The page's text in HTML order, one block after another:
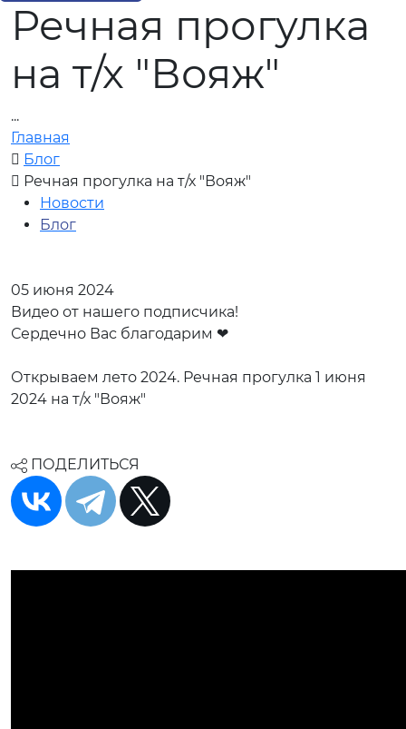
Речная прогулка
на т/х "Вояж"
...
Главная
Блог
Речная прогулка на т/х "Вояж"
Новости
Блог
05 июня 2024
Видео от нашего подписчика!
Сердечно Вас благодарим ❤
Открываем лето 2024. Речная прогулка 1 июня
2024 на т/х "Вояж"
ПОДЕЛИТЬСЯ